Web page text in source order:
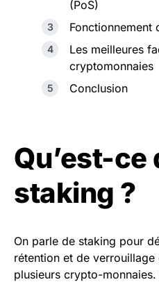
(PoS)
Fonctionnement
Les meilleures
cryptomonnaies
Conclusion
Qu’est-ce
staking ?
On parle de staking pour
rétention et de
plusieurs crypto-